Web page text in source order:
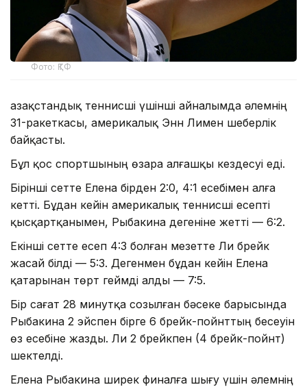
Фото: ҚТФ
Қазақстандық теннисші үшінші айналымда әлемнің
31-ракеткасы, америкалық Энн Лимен шеберлік
байқасты.
Бұл қос спортшының өзара алғашқы кездесуі еді.
Бірінші сетте Елена бірден 2:0, 4:1 есебімен алға
кетті. Бұдан кейін америкалық теннисші есепті
қысқартқанымен, Рыбакина дегеніне жетті — 6:2.
Екінші сетте есеп 4:3 болған мезетте Ли брейк
жасай білді — 5:3. Дегенмен бұдан кейін Елена
қатарынан төрт геймді алды — 7:5.
Бір сағат 28 минутқа созылған бәсеке барысында
Рыбакина 2 эйспен бірге 6 брейк-пойнттың бесеуін
өз есебіне жазды. Ли 2 брейкпен (4 брейк-пойнт)
шектелді.
Елена Рыбакина ширек финалға шығу үшін әлемнің